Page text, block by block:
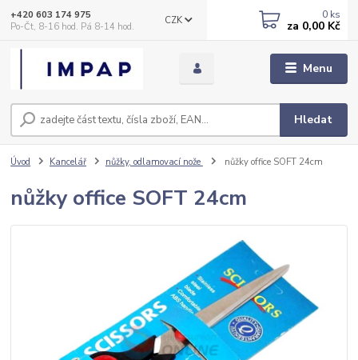
Menu
CZK
Hledat
+420 603 174 975
Po-Čt, 8-16 hod. Pá 8-14 hod.
0 ks
za 0,00 Kč
Úvod Kancelář nůžky, odlamovací nože nůžky office SOFT 24cm
nůžky office SOFT 24cm